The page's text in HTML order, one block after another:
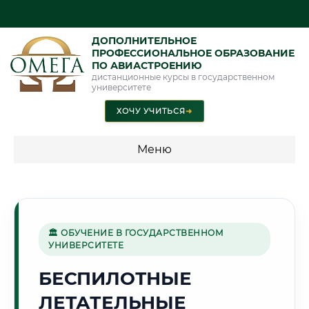
ДОПОЛНИТЕЛЬНОЕ
ПРОФЕССИОНАЛЬНОЕ ОБРАЗОВАНИЕ
ПО АВИАСТРОЕНИЮ
дистанционные курсы в государственном
университете
ХОЧУ УЧИТЬСЯ➜
Меню
🏭
Г. НИЖНИЙ ТАГИЛ
🏛 ОБУЧЕНИЕ В ГОСУДАРСТВЕННОМ
УНИВЕРСИТЕТЕ
БЕСПИЛОТНЫЕ
ЛЕТАТЕЛЬНЫЕ